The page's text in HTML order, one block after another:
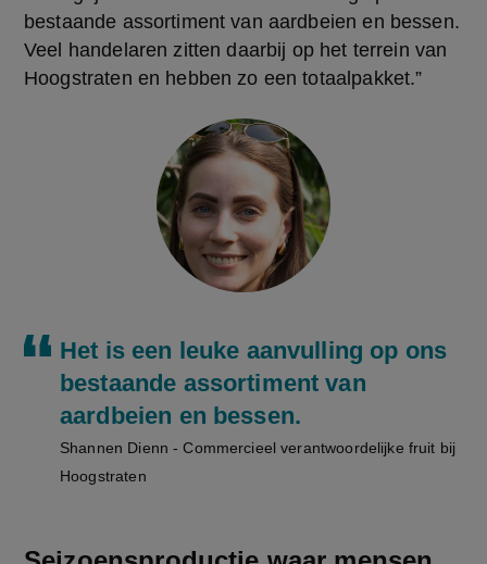
bestaande assortiment van aardbeien en bessen.
Veel handelaren zitten daarbij op het terrein van
Hoogstraten en hebben zo een totaalpakket.”
Het is een leuke aanvulling op ons
bestaande assortiment van
aardbeien en bessen.
Shannen Dienn - Commercieel verantwoordelijke fruit bij
Hoogstraten